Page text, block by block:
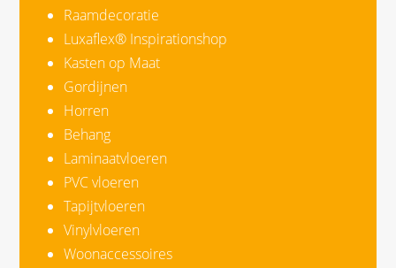
Raamdecoratie
Luxaflex® Inspirationshop
Kasten op Maat
Gordijnen
Horren
Behang
Laminaatvloeren
PVC vloeren
Tapijtvloeren
Vinylvloeren
Woonaccessoires